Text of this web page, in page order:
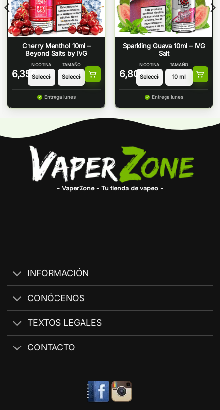
Cherry Menthol 10ml –
Beyond Salts by IVG
6,35 €
NICOTINA TAMAÑO
Entrega lunes
Sparkling Guava 10ml – IVG
Salt
6,80 €
NICOTINA TAMAÑO
Entrega lunes
- VaperZone - Tu tienda de vapeo -
INFORMACIÓN
CONÓCENOS
TEXTOS LEGALES
CONTACTO